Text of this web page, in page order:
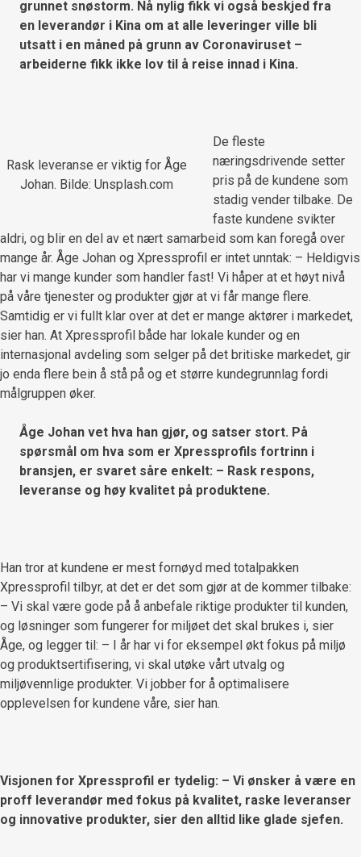
grunnet snøstorm. Nå nylig fikk vi også beskjed fra
en leverandør i Kina om at alle leveringer ville bli
utsatt i en måned på grunn av Coronaviruset –
arbeiderne fikk ikke lov til å reise innad i Kina.
Rask leveranse er viktig for Åge
Johan. Bilde: Unsplash.com
De fleste
næringsdrivende setter
pris på de kundene som
stadig vender tilbake. De
faste kundene svikter
aldri, og blir en del av et nært samarbeid som kan foregå over
mange år. Åge Johan og Xpressprofil er intet unntak: – Heldigvis
har vi mange kunder som handler fast! Vi håper at et høyt nivå
på våre tjenester og produkter gjør at vi får mange flere.
Samtidig er vi fullt klar over at det er mange aktører i markedet,
sier han. At Xpressprofil både har lokale kunder og en
internasjonal avdeling som selger på det britiske markedet, gir
jo enda flere bein å stå på og et større kundegrunnlag fordi
målgruppen øker.
Åge Johan vet hva han gjør, og satser stort. På
spørsmål om hva som er Xpressprofils fortrinn i
bransjen, er svaret såre enkelt: – Rask respons,
leveranse og høy kvalitet på produktene.
Han tror at kundene er mest fornøyd med totalpakken
Xpressprofil tilbyr, at det er det som gjør at de kommer tilbake:
– Vi skal være gode på å anbefale riktige produkter til kunden,
og løsninger som fungerer for miljøet det skal brukes i, sier
Åge, og legger til: – I år har vi for eksempel økt fokus på miljø
og produktsertifisering, vi skal utøke vårt utvalg og
miljøvennlige produkter. Vi jobber for å optimalisere
opplevelsen for kundene våre, sier han.
Visjonen for Xpressprofil er tydelig: – Vi ønsker å være en
proff leverandør med fokus på kvalitet, raske leveranser
og innovative produkter, sier den alltid like glade sjefen.